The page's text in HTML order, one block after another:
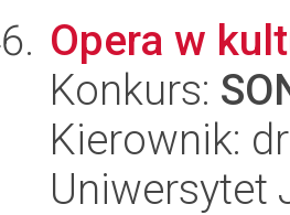
Opera w
Konkurs:
Kierownik:
Uniwersytet